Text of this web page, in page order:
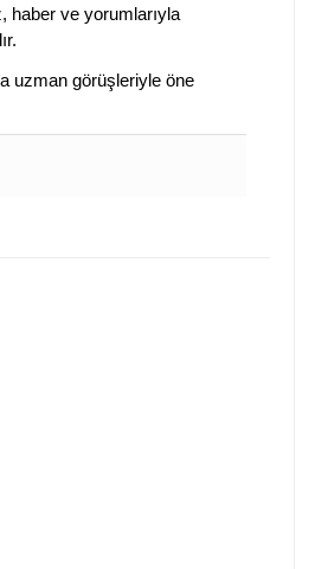
haber ve yorumlarıyla
uzman görüşleriyle öne